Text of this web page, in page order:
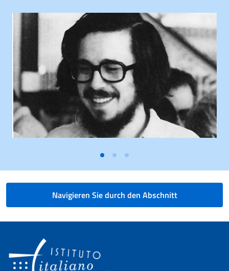
Navigieren Sie durch den Abschnitt